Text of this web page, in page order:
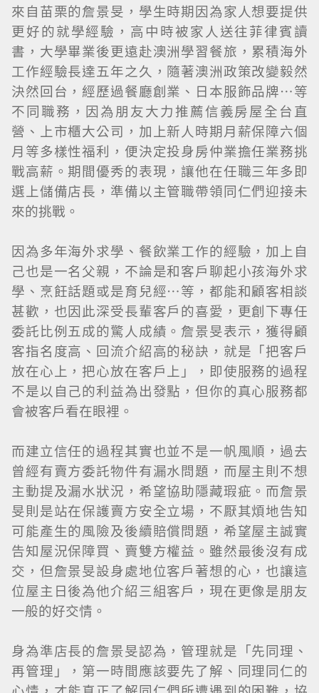
來自苗栗的詹景旻，學生時期因為家人想要提供
更好的就學經驗，高中時被家人送往菲律賓讀
書，大學畢業後更遠赴澳洲學習餐旅，累積海外
工作經驗長達五年之久，隨著澳洲政策改變毅然
決然回台，經歷過餐廳創業、日本服飾品牌…等
不同職務，因為朋友大力推薦信義房屋全台直
營、上市櫃大公司，加上新人時期月薪保障六個
月等多樣性福利，便決定投身房仲業擔任業務挑
戰高薪。期間優秀的表現，讓他在任職三年多即
選上儲備店長，準備以主管職帶領同仁們迎接未
來的挑戰。
因為多年海外求學、餐飲業工作的經驗，加上自
己也是一名父親，不論是和客戶聊起小孩海外求
學、烹飪話題或是育兒經…等，都能和顧客相談
甚歡，也因此深受長輩客戶的喜愛，更創下專任
委託比例五成的驚人成績。詹景旻表示，獲得顧
客指名度高、回流介紹高的秘訣，就是「把客戶
放在心上，把心放在客戶上」，即使服務的過程
不是以自己的利益為出發點，但你的真心服務都
會被客戶看在眼裡。
而建立信任的過程其實也並不是一帆風順，過去
曾經有賣方委託物件有漏水問題，而屋主則不想
主動提及漏水狀況，希望協助隱藏瑕疵。而詹景
旻則是站在保護賣方安全立場，不厭其煩地告知
可能產生的風險及後續賠償問題，希望屋主誠實
告知屋況保障買、賣雙方權益。雖然最後沒有成
交，但詹景旻設身處地位客戶著想的心，也讓這
位屋主日後為他介紹三組客戶，現在更像是朋友
一般的好交情。
身為準店長的詹景旻認為，管理就是「先同理、
再管理」，第一時間應該要先了解、同理同仁的